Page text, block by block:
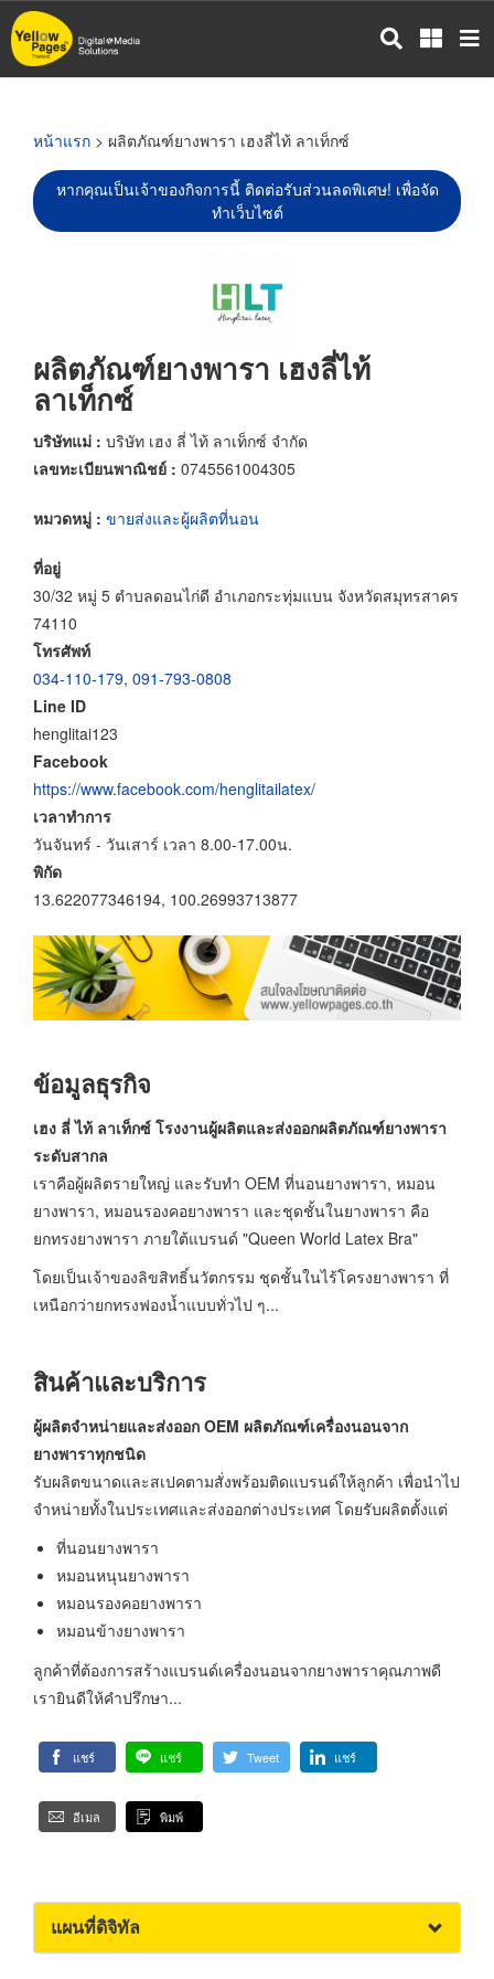
ข้าม
ไป
หน้าแรก > ผลิตภัณฑ์ยางพารา เฮงลี่ไท้ ลาเท็กซ์
หากคุณเป็นเจ้าของกิจการนี้ ติดต่อรับส่วนลดพิเศษ! เพื่อจัด
ทำเว็บไซต์
ผลิตภัณฑ์ยางพารา เฮงลี่ไท้
ลาเท็กซ์
บริษัทแม่ : บริษัท เฮง ลี่ ไท้ ลาเท็กซ์ จำกัด
เลขทะเบียนพาณิชย์ : 0745561004305
หมวดหมู่ : ขายส่งและผู้ผลิตที่นอน
ที่อยู่
30/32 หมู่ 5 ตำบลดอนไก่ดี อำเภอกระทุ่มแบน จังหวัดสมุทรสาคร
74110
โทรศัพท์
034-110-179, 091-793-0808
Line ID
henglitai123
Facebook
https://www.facebook.com/henglitailatex/
เวลาทำการ
วันจันทร์ - วันเสาร์ เวลา 8.00-17.00น.
พิกัด
13.622077346194, 100.26993713877
ข้อมูลธุรกิจ
เฮง ลี่ ไท้ ลาเท็กซ์ โรงงานผู้ผลิตและส่งออกผลิตภัณฑ์ยางพารา
ระดับสากล
เราคือผู้ผลิตรายใหญ่ และรับทำ OEM ที่นอนยางพารา, หมอน
ยางพารา, หมอนรองคอยางพารา และชุดชั้นในยางพารา คือ
ยกทรงยางพารา ภายใต้แบรนด์ "Queen World Latex Bra"
โดยเป็นเจ้าของลิขสิทธิ์นวัตกรรม ชุดชั้นในไร้โครงยางพารา ที่
เหนือกว่ายกทรงฟองน้ำแบบทั่วไป ๆ...
สินค้าและบริการ
ผู้ผลิตจำหน่ายและส่งออก OEM ผลิตภัณฑ์เครื่องนอนจาก
ยางพาราทุกชนิด
รับผลิตขนาดและสเปคตามสั่งพร้อมติดแบรนด์ให้ลูกค้า เพื่อนำไป
จำหน่ายทั้งในประเทศและส่งออกต่างประเทศ โดยรับผลิตตั้งแต่
ที่นอนยางพารา
หมอนหนุนยางพารา
หมอนรองคอยางพารา
หมอนข้างยางพารา
ลูกค้าที่ต้องการสร้างแบรนด์เครื่องนอนจากยางพาราคุณภาพดี
เรายินดีให้คำปรึกษา...
แชร์ แชร์ Tweet แชร์
อีเมล พิมพ์
แผนที่ดิจิทัล